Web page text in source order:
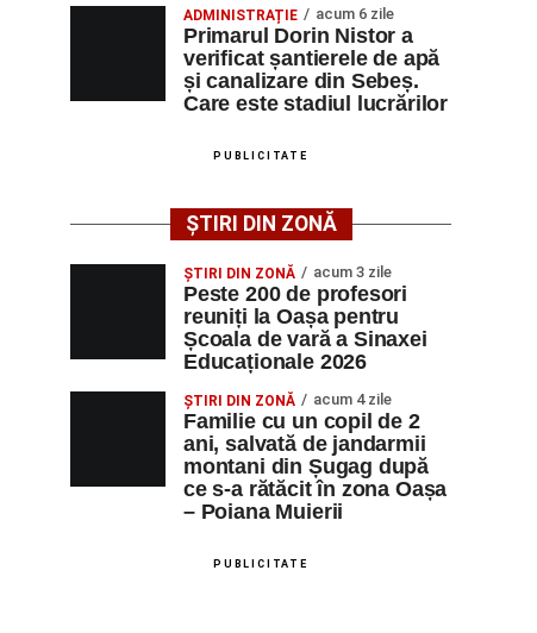
ADMINISTRAȚIE acum 6 zile
Primarul Dorin Nistor a
verificat șantierele de apă
și canalizare din Sebeș.
Care este stadiul lucrărilor
PUBLICITATE
ȘTIRI DIN ZONĂ
ȘTIRI DIN ZONĂ acum 3 zile
Peste 200 de profesori
reuniți la Oașa pentru
Școala de vară a Sinaxei
Educaționale 2026
ȘTIRI DIN ZONĂ acum 4 zile
Familie cu un copil de 2
ani, salvată de jandarmii
montani din Șugag după
ce s-a rătăcit în zona Oașa
– Poiana Muierii
PUBLICITATE